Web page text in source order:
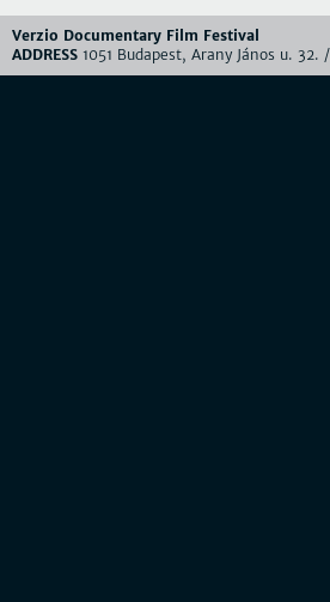
Verzio Documentary Film Festival
ADDRESS 1051 Budapest, Arany János u. 32.